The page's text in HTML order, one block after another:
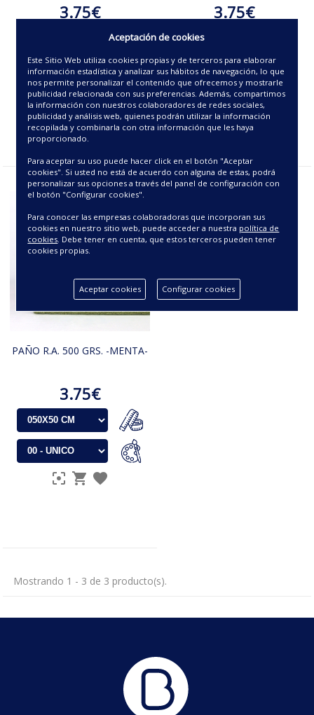
3.75€ 3.75€
PAÑO R.A. 500 GRS. -MENTA-
3.75€
Mostrando 1 - 3 de 3 producto(s).
Aceptación de cookies
Este Sitio Web utiliza cookies propias y de terceros para elaborar
información estadística y analizar sus hábitos de navegación, lo que
nos permite personalizar el contenido que ofrecemos y mostrarle
publicidad relacionada con sus preferencias. Además, compartimos
la información con nuestros colaboradores de redes sociales,
publicidad y análisis web, quienes podrán utilizar la información
recopilada y combinarla con otra información que les haya
proporcionado.
Para aceptar su uso puede hacer click en el botón "Aceptar
cookies". Si usted no está de acuerdo con alguna de estas, podrá
personalizar sus opciones a través del panel de configuración con
el botón "Configurar cookies".
Para conocer las empresas colaboradoras que incorporan sus
cookies en nuestro sitio web, puede acceder a nuestra política de
cookies . Debe tener en cuenta, que estos terceros pueden tener
cookies propias.
Aceptar cookies Configurar cookies